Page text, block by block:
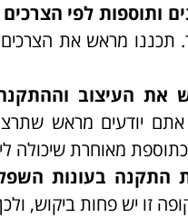
ותוספות לפי
תכננו מראש את
את העיצוב
יודעים מראש
מאוחרת שיכולה
התקנה בעונות
זו יש פחות ביקוש,